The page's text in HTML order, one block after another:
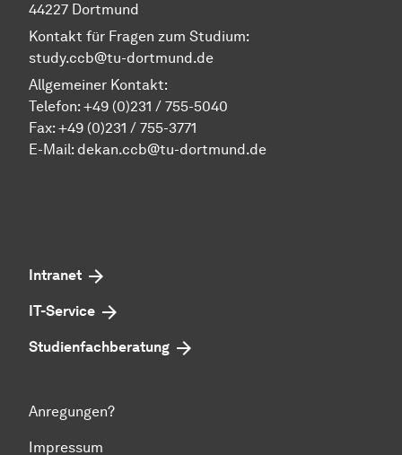
44227 Dortmund
Kontakt für Fragen zum Studium:
study.ccb@tu-dortmund.de
Allgemeiner Kontakt:
Telefon: +49 (0)231 / 755-5040
Fax: +49 (0)231 / 755-3771
E-Mail: dekan.ccb@tu-dortmund.de
Intranet
IT-Service
Studienfachberatung
Anregungen?
Impressum